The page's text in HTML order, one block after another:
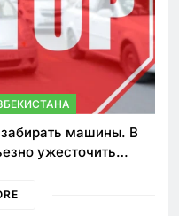
забирать машины. В
ужесточить